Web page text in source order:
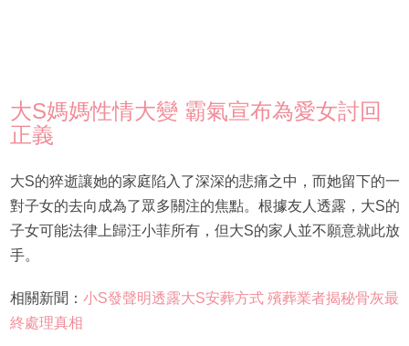
大S媽媽性情大變 霸氣宣布為愛女討回
正義
大S的猝逝讓她的家庭陷入了深深的悲痛之中，而她留下的一
對子女的去向成為了眾多關注的焦點。根據友人透露，大S的
子女可能法律上歸汪小菲所有，但大S的家人並不願意就此放
手。
相關新聞： 小S發聲明透露大S安葬方式 殯葬業者揭秘骨灰最
終處理真相